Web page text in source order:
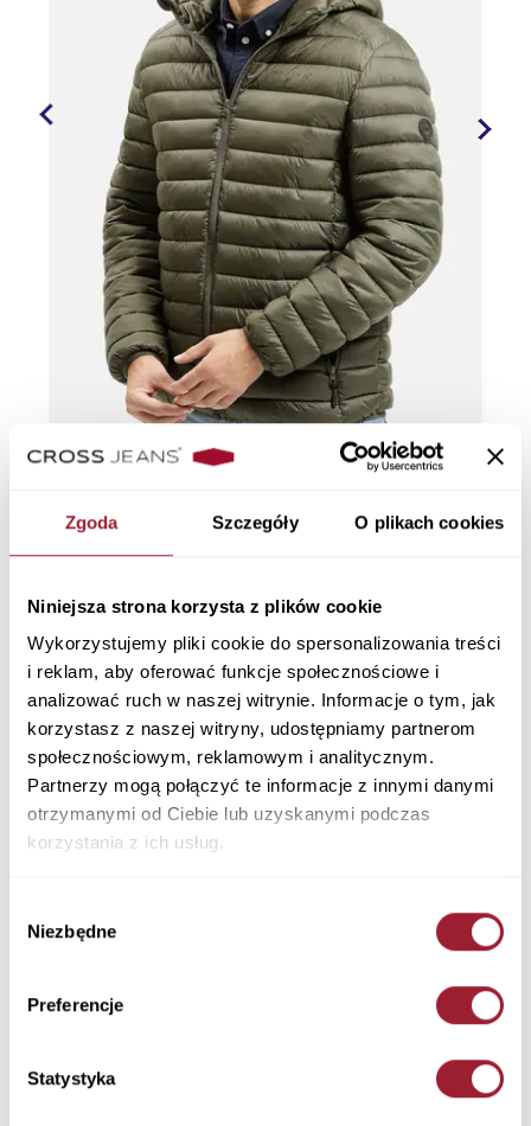
Zgoda Szczegóły O plikach cookies
Niniejsza strona korzysta z plików cookie
Wykorzystujemy pliki cookie do spersonalizowania treści
i reklam, aby oferować funkcje społecznościowe i
analizować ruch w naszej witrynie. Informacje o tym, jak
korzystasz z naszej witryny, udostępniamy partnerom
społecznościowym, reklamowym i analitycznym.
Partnerzy mogą połączyć te informacje z innymi danymi
otrzymanymi od Ciebie lub uzyskanymi podczas
korzystania z ich usług.
zgody
Niezbędne
Preferencje
Statystyka
Kurtka pikowana męska zielona 40304-002
KHAKI
Materiał: Tkanina Główna: 100% Poliamid, Podszewka: 100% Poliamid,
Wypełnienie: 100% Poliester
Kolor: KHAKI
40304-002 KHAKI
379,90 PLN
+ Zapytaj o rozmiar
Kolory
Rozmiar